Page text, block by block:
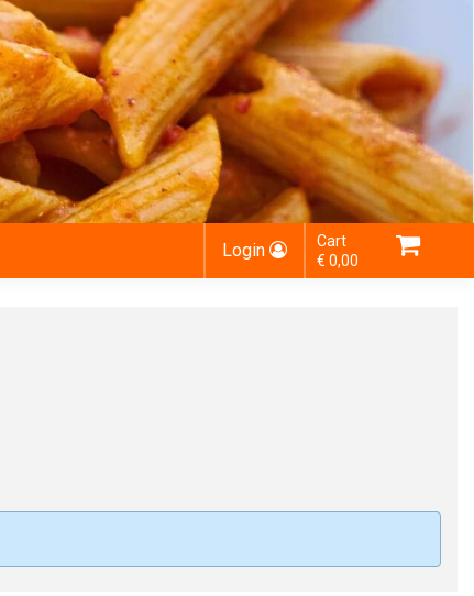
Login
Cart
€ 0,00